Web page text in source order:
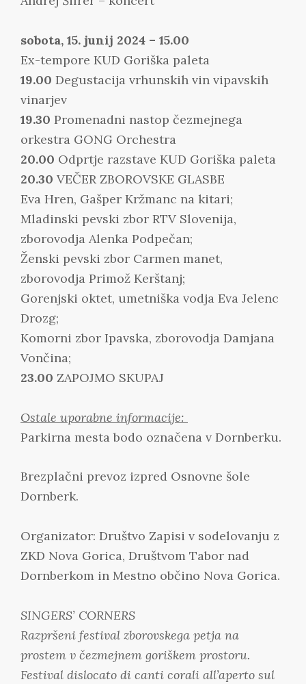
sobota, 15. junij 2024 – 15.00
Ex-tempore KUD Goriška paleta
19.00 Degustacija vrhunskih vin vipavskih
vinarjev
19.30 Promenadni nastop čezmejnega
orkestra GONG Orchestra
20.00 Odprtje razstave KUD Goriška paleta
20.30 VEČER ZBOROVSKE GLASBE
Eva Hren, Gašper Kržmanc na kitari;
Mladinski pevski zbor RTV Slovenija,
zborovodja Alenka Podpečan;
Ženski pevski zbor Carmen manet,
zborovodja Primož Kerštanj;
Gorenjski oktet, umetniška vodja Eva Jelenc
Drozg;
Komorni zbor Ipavska, zborovodja Damjana
Vončina;
23.00 ZAPOJMO SKUPAJ
Ostale uporabne informacije:
Parkirna mesta bodo označena v Dornberku.
Brezplačni prevoz izpred Osnovne šole
Dornberk.
Organizator: Društvo Zapisi v sodelovanju z
ZKD Nova Gorica, Društvom Tabor nad
Dornberkom in Mestno občino Nova Gorica.
SINGERS’ CORNERS
Razpršeni festival zborovskega petja na
prostem v čezmejnem goriškem prostoru.
Festival dislocato di canti corali all’aperto sul